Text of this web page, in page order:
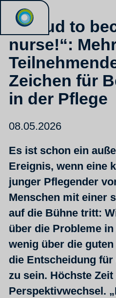
„Proud to
nurse!“:
Zeichen für
in der Pflege
08.05.2026
Es ist schon ein
Ereignis, wenn eine
junger Pflegender
Menschen mit einer
auf die Bühne tritt:
über die Probleme
wenig über die
die Entscheidung
zu sein. Höchste
Perspektivwechsel.